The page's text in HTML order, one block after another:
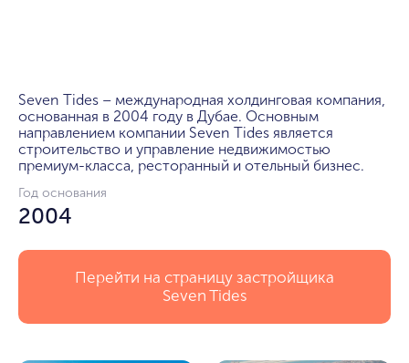
Seven Tides – международная холдинговая компания,
основанная в 2004 году в Дубае. Основным
направлением компании Seven Tides является
строительство и управление недвижимостью
премиум-класса, ресторанный и отельный бизнес.
Год основания
2004
Перейти на страницу застройщика
Seven Tides